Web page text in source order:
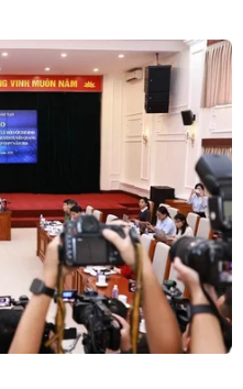
trẻ
lỡ cơ
xuyên